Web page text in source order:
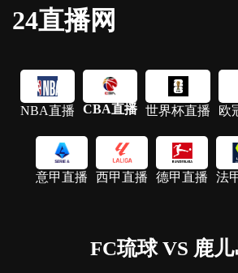
24直播网
NBA直播 CBA直播 世界杯直播 欧
意甲直播 西甲直播 德甲直播 法
FC琉球 VS 鹿